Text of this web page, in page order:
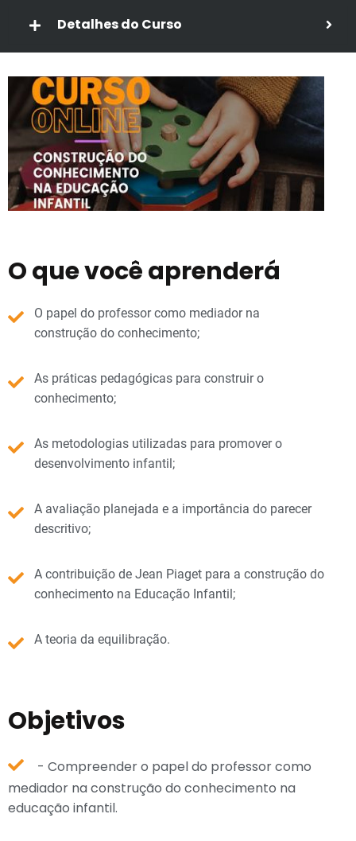
Detalhes do Curso
O que você aprenderá
O papel do professor como mediador na
construção do conhecimento;
As práticas pedagógicas para construir o
conhecimento;
As metodologias utilizadas para promover o
desenvolvimento infantil;
A avaliação planejada e a importância do parecer
descritivo;
A contribuição de Jean Piaget para a construção do
conhecimento na Educação Infantil;
A teoria da equilibração.
Objetivos
- Compreender o papel do professor como
mediador na construção do conhecimento na
educação infantil.